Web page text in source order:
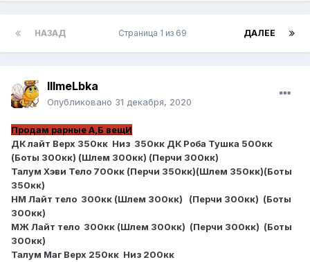
НАЗАД ДАЛЕЕ
Страница 1 из 69
IIImeLbka
Опубликовано 31 декабря, 2020
Продам рарные А,Б вещИ
ДК лайт Верх 350кк Низ 350кк ДК Роба Тушка 500кк
(Боты 300кк) (Шлем 300кк) (Перчи 300кк)
Талум Хэви Тело 700кк (Перчи 350кк)(Шлем 350кк)(Боты
350кк)
НМ Лайт тело 300кк (Шлем 300кк) (Перчи 300кк) (Боты
300кк)
МЖ Лайт тело 300кк (Шлем 300кк) (Перчи 300кк) (Боты
300кк)
Талум Маг Верх 250кк Низ 200кк